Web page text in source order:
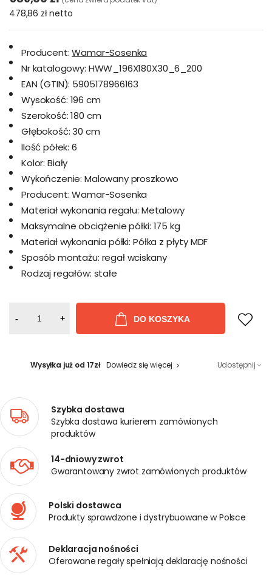
478,86 złnetto
Producent: Wamar-Sosenka
Nr katalogowy: HWW_196X180X30_6_200
EAN (GTIN): 5905178966163
Wysokość: 196 cm
Szerokość: 180 cm
Głębokość: 30 cm
Ilość półek: 6
Kolor: Biały
Wykończenie: Malowany proszkowo
Producent: Wamar-Sosenka
Materiał wykonania regału: Metalowy
Maksymalne obciążenie półki: 175 kg
Materiał wykonania półki: Półka z płyty MDF
Sposób montażu: regał wciskany
Rodzaj regałów: stałe
- + DO KOSZYKA
Wysyłka już od 17zł Dowiedz się więcej Udostępnij
Szybka dostawa
Szybka dostawa kurierem zamówionych
produktów
14-dniowy zwrot
Gwarantowany zwrot zamówionych produktów
Polski dostawca
Produkty sprawdzone i dystrybuowane w Polsce
Deklaracja nośności
Oferowane regały spełniają deklarację nośności